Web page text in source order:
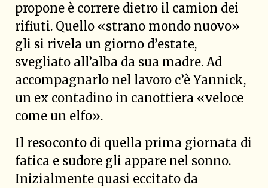
propone è correre dietro il camion dei
rifiuti. Quello «strano mondo nuovo»
gli si rivela un giorno d’estate,
svegliato all’alba da sua madre. Ad
accompagnarlo nel lavoro c’è Yannick,
un ex contadino in canottiera «veloce
come un elfo».
Il resoconto di quella prima giornata di
fatica e sudore gli appare nel sonno.
Inizialmente quasi eccitato da